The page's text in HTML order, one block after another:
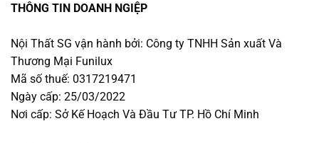
THÔNG TIN DOANH NGIỆP
Nội Thất SG vận hành bởi: Công ty TNHH Sản xuất Và
Thương Mại Funilux
Mã số thuế: 0317219471
Ngày cấp: 25/03/2022
Nơi cấp: Sở Kế Hoạch Và Đầu Tư TP. Hồ Chí Minh